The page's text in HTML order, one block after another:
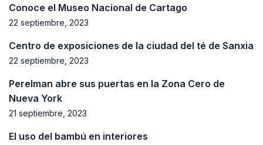
Conoce el Museo Nacional de Cartago
22 septiembre, 2023
Centro de exposiciones de la ciudad del té de Sanxia
22 septiembre, 2023
Perelman abre sus puertas en la Zona Cero de
Nueva York
21 septiembre, 2023
El uso del bambú en interiores